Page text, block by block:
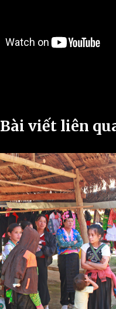
Bài viết liên